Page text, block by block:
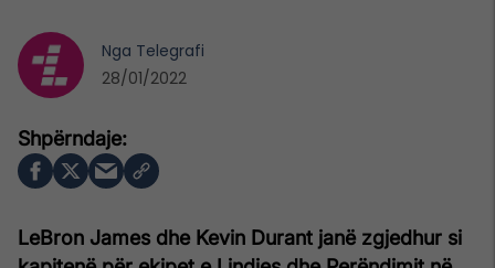
LeBron James dhe Kevin Durant janë zgjedhur si
Nga Telegrafi
28/01/2022